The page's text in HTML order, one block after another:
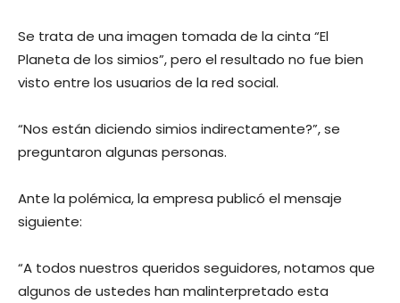
Se trata de una imagen tomada de la cinta “El
Planeta de los simios”, pero el resultado no fue bien
visto entre los usuarios de la red social.
“Nos están diciendo simios indirectamente?”, se
preguntaron algunas personas.
Ante la polémica, la empresa publicó el mensaje
siguiente:
“A todos nuestros queridos seguidores, notamos que
algunos de ustedes han malinterpretado esta